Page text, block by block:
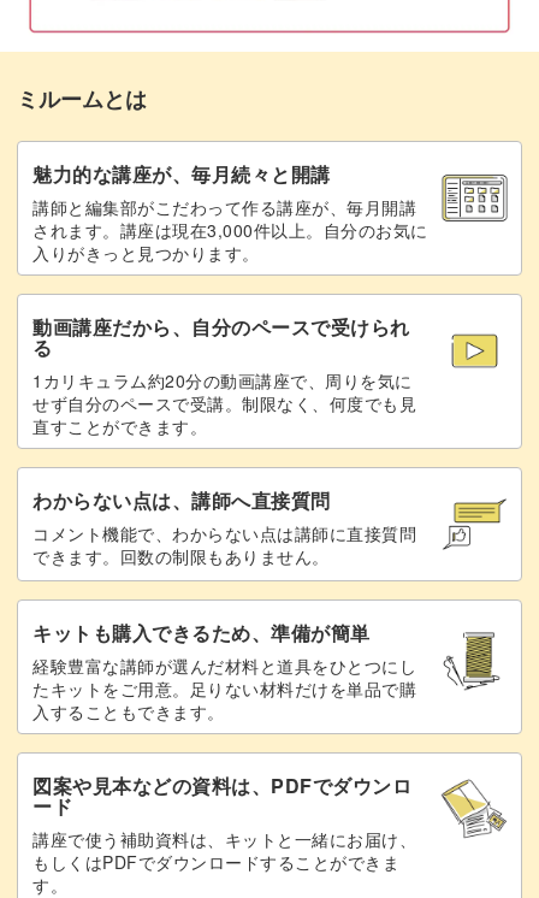
しっかりほぐし、筋力をつけていくことで、デスクワーク
この講座で、首から肩、うで、バストまでケアできる一石
二鳥以上のトレーニングです♪
初心者でもできちゃう「ながら」トレーニング
椅子に座ったまま行うことができるエクササイズなので、
デスクワークや家事の合間に「ながら運動」が可能です。
組んでいただけます！
簡単なトレーニングでも、終わった頃には、体が軽くなっ
たのをしっかりと感じることができますよ。
楽しみながら効果を感じることが出来る今回のトレーニン
グ！
二の腕と肩回りの筋肉を動かすストレッチ
タオルを使った運動① 06:25
タオルを使った運動②
椅子を使った運動 10:50
プッシュアップ 13:32
ストレッチ
まとめ 22:24
ミルームとは
魅力的な講座が、毎月続々と開講
講師と編集部がこだわって作る講座が、毎月開講
されます。講座は現在3,000件以上。自分のお気に
入りがきっと見つかります。
動画講座だから、自分のペースで受けられ
る
1カリキュラム約20分の動画講座で、周りを気に
せず自分のペースで受講。制限なく、何度でも見
直すことができます。
わからない点は、講師へ直接質問
コメント機能で、わからない点は講師に直接質問
できます。回数の制限もありません。
キットも購入できるため、準備が簡単
経験豊富な講師が選んだ材料と道具をひとつにし
たキットをご用意。足りない材料だけを単品で購
入することもできます。
図案や見本などの資料は、PDFでダウンロ
ード
講座で使う補助資料は、キットと一緒にお届け、
もしくはPDFでダウンロードすることができま
す。